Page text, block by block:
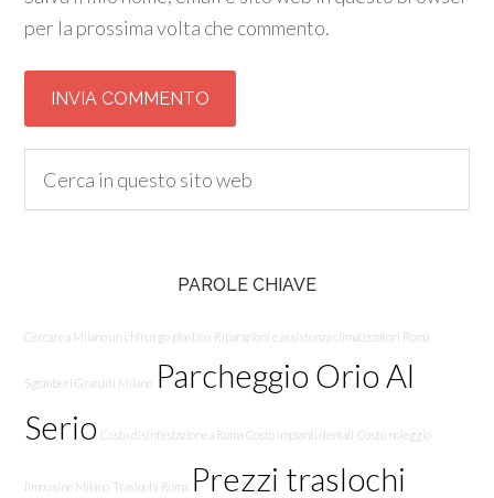
per la prossima volta che commento.
PAROLE CHIAVE
Cercare a Milano un chirurgo plastico Riparazioni e assistenza climatizzatori Roma
Sgomberi Gratuiti Milano Parcheggio Orio Al
Serio Costo disinfestazione a Roma Costo impianti dentali Costo noleggio
limousine Milano Traslochi Roma Prezzi traslochi